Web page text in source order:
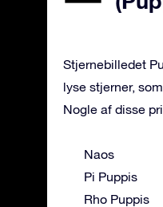
Stjernebilledet
lyse stjerner,
Nogle af disse
Naos
Pi Puppis
Rho Puppis